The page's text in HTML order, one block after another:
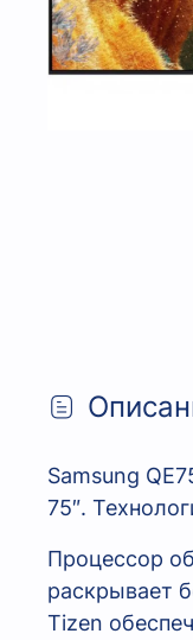
Samsung
75″.
Процессор
раскрывает
Tizen